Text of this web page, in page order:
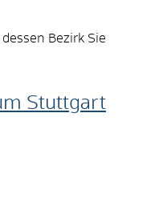
Bezirk Sie
Stuttgart